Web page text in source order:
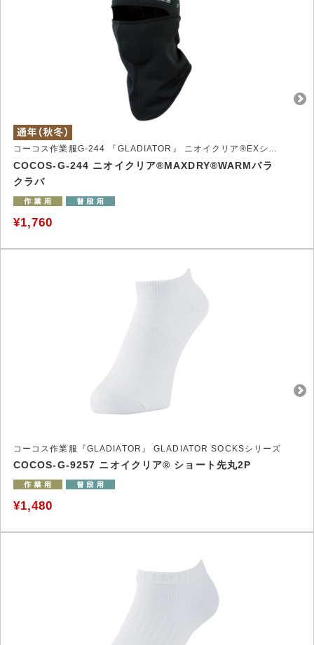
コーコス作業服G-244 『GLADIATOR』 ニオイクリア®EXシリーズ
COCOS-G-244 ニオイクリア®MAXDRY®WARMバラ
クラバ
¥1,760
コーコス作業服『GLADIATOR』 GLADIATOR SOCKSシリーズ
COCOS-G-9257 ニオイクリア® ショート先丸2P
¥1,480